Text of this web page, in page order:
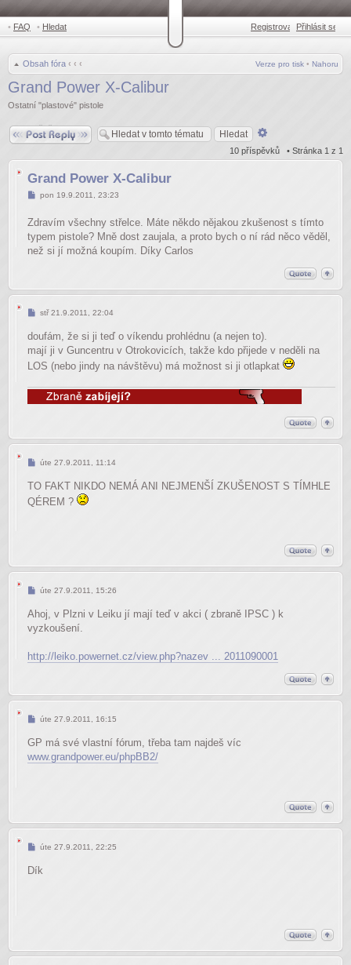
• FAQ • Hledat Registrovat •Přihlásit se
Obsah fóra ‹ ‹ ‹ Nahoru
Verze pro tisk •
Grand Power X-Calibur
Ostatní "plastové" pistole
Odpovědět
10 příspěvků • Stránka 1 z 1
Grand Power X-Calibur
Příspěvek
pon 19.9.2011, 23:23
Zdravím všechny střelce. Máte někdo nějakou zkušenost s tímto
typem pistole? Mně dost zaujala, a proto bych o ní rád něco věděl,
než si jí možná koupím. Díky Carlos
Příspěvek
stř 21.9.2011, 22:04
doufám, že si ji teď o víkendu prohlédnu (a nejen to).
mají ji v Guncentru v Otrokovicích, takže kdo přijede v neděli na
LOS (nebo jindy na návštěvu) má možnost si ji otlapkat
Příspěvek
úte 27.9.2011, 11:14
TO FAKT NIKDO NEMÁ ANI NEJMENŠÍ ZKUŠENOST S TÍMHLE
QÉREM ?
Příspěvek
úte 27.9.2011, 15:26
Ahoj, v Plzni v Leiku jí mají teď v akci ( zbraně IPSC ) k
vyzkoušení.
http://leiko.powernet.cz/view.php?nazev ... 2011090001
Příspěvek
úte 27.9.2011, 16:15
GP má své vlastní fórum, třeba tam najdeš víc
www.grandpower.eu/phpBB2/
Příspěvek
úte 27.9.2011, 22:25
Dík